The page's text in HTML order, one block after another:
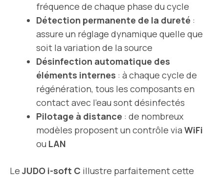
fréquence de chaque phase du cycle
Détection permanente de la dureté :
assure un réglage dynamique quelle que
soit la variation de la source
Désinfection automatique des
éléments internes : à chaque cycle de
régénération, tous les composants en
contact avec l’eau sont désinfectés
Pilotage à distance : de nombreux
modèles proposent un contrôle via WiFi
ou LAN
LeJUDO i-soft C illustre parfaitement cette